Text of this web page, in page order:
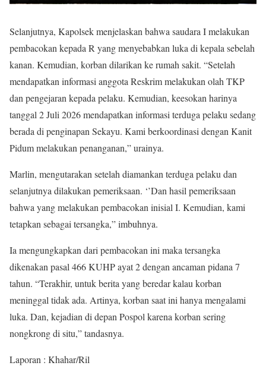
Selanjutnya, Kapolsek menjelaskan bahwa saudara I melakukan
pembacokan kepada R yang menyebabkan luka di kepala sebelah
kanan. Kemudian, korban dilarikan ke rumah sakit. “Setelah
mendapatkan informasi anggota Reskrim melakukan olah TKP
dan pengejaran kepada pelaku. Kemudian, keesokan harinya
tanggal 2 Juli 2026 mendapatkan informasi terduga pelaku sedang
berada di penginapan Sekayu. Kami berkoordinasi dengan Kanit
Pidum melakukan penanganan,” urainya.
Marlin, mengutarakan setelah diamankan terduga pelaku dan
selanjutnya dilakukan pemeriksaan. ‘’Dan hasil pemeriksaan
bahwa yang melakukan pembacokan inisial I. Kemudian, kami
tetapkan sebagai tersangka,” imbuhnya.
Ia mengungkapkan dari pembacokan ini maka tersangka
dikenakan pasal 466 KUHP ayat 2 dengan ancaman pidana 7
tahun. “Terakhir, untuk berita yang beredar kalau korban
meninggal tidak ada. Artinya, korban saat ini hanya mengalami
luka. Dan, kejadian di depan Pospol karena korban sering
nongkrong di situ,” tandasnya.
Laporan : Khahar/Ril